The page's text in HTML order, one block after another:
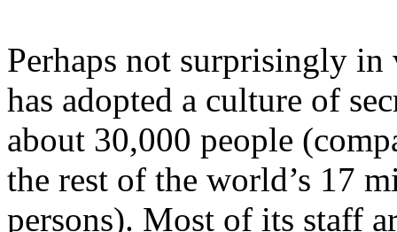
Perhaps not surprisingly
has adopted a culture of
about 30,000 people
the rest of the world’s 17
persons). Most of its staff